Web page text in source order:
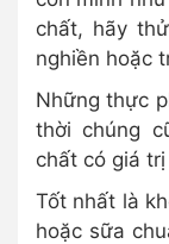
chất, hãy
nghiền hoặc
Những thực
thời chúng
chất có giá trị
Tốt nhất là
hoặc sữa